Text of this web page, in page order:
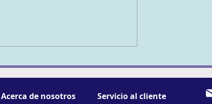
Acerca de nosotros Servicio al cliente